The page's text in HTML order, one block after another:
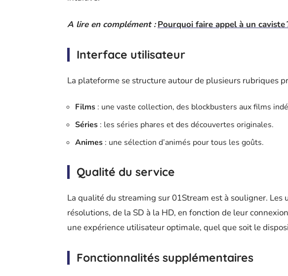
A lire en complément : Pourquoi faire appel à un caviste
Interface utilisateur
La plateforme se structure autour de plusieurs rubriques
Films : une vaste collection, des blockbusters aux films
Séries : les séries phares et des découvertes originales.
Animes : une sélection d’animés pour tous les goûts.
Qualité du service
La qualité du streaming sur 01Stream est à souligner.
résolutions, de la SD à la HD, en fonction de leur
une expérience utilisateur optimale, quel que soit le
Fonctionnalités supplémentaires